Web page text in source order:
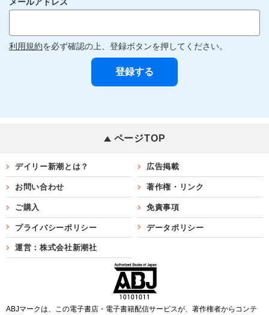
利用規約を必ず確認の上、登録ボタンを押してください。
ページTOP
デイリー新潮とは？ 広告掲載
お問い合わせ 著作権・リンク
ご購入 免責事項
プライバシーポリシー データポリシー
運営：株式会社新潮社
ABJマークは、この電子書店・電子書籍配信サービスが、著作権者からコンテ